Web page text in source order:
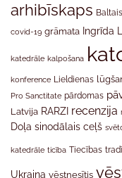
arhibīskaps
covid-19 grāmata Ingrīda
katedrāle kalpošana
konference Lieldienas
Pro Sanctitate pārdomas
Latvija RARZI recenzija
Doļa sinodālais ceļš
katedrāle ticība Tiecības
Ukraina vēstnesītis